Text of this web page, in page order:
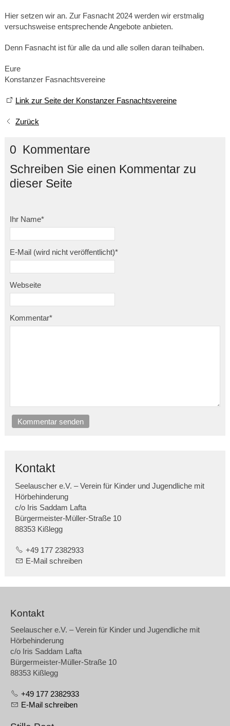
Hier setzen wir an. Zur Fasnacht 2024 werden wir erstmalig
versuchsweise entsprechende Angebote anbieten.
Denn Fasnacht ist für alle da und alle sollen daran teilhaben.
Eure
Konstanzer Fasnachtsvereine
Link zur Seite der Konstanzer Fasnachtsvereine
Zurück
0 Kommentare
Schreiben Sie einen Kommentar zu
dieser Seite
Ihr Name*
E-Mail (wird nicht veröffentlicht)*
Webseite
Kommentar*
Kommentar senden
Kontakt
Seelauscher e.V. – Verein für Kinder und Jugendliche mit
Hörbehinderung
c/o Iris Saddam Lafta
Bürgermeister-Müller-Straße 10
88353 Kißlegg
+49 177 2382933
E-Mail schreiben
Kontakt
Seelauscher e.V. – Verein für Kinder und Jugendliche mit
Hörbehinderung
c/o Iris Saddam Lafta
Bürgermeister-Müller-Straße 10
88353 Kißlegg
+49 177 2382933
E-Mail schreiben